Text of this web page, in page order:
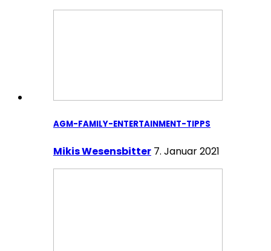
AGM-FAMILY-ENTERTAINMENT-TIPPS
Mikis Wesensbitter 7. Januar 2021